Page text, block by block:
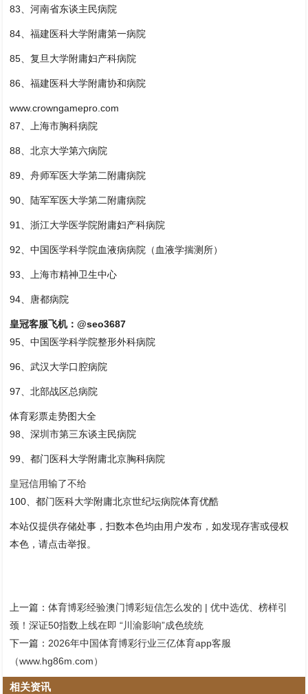
83、河南省东谈主民病院
84、福建医科大学附庸第一病院
85、复旦大学附庸妇产科病院
86、福建医科大学附庸协和病院
www.crowngamepro.com
87、上海市胸科病院
88、北京大学第六病院
89、舟师军医大学第二附庸病院
90、陆军军医大学第二附庸病院
91、浙江大学医学院附庸妇产科病院
92、中国医学科学院血液病病院（血液学揣测所）
93、上海市精神卫生中心
94、唐都病院
皇冠客服飞机：@seo3687
95、中国医学科学院整形外科病院
96、武汉大学口腔病院
97、北部战区总病院
体育彩票走势图大全
98、深圳市第三东谈主民病院
99、都门医科大学附庸北京胸科病院
皇冠信用输了不给
100、都门医科大学附庸北京世纪坛病院体育优酷
本站仅提供存储处事，扫数本色均由用户发布，如发现存害或侵权
本色，请点击举报。
上一篇：体育博彩经验澳门博彩短信怎么发的 | 优中选优、榜样引
颈！深证50指数上线在即 “川渝影响”成色统统
下一篇： 2026年中国体育博彩行业三亿体育app客服
（www.hg86m.com）
相关资讯